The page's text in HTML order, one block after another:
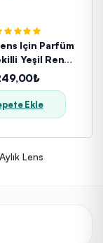
Için Parfüm
Yeşil Renkli
Kabı
Ekle
Lens